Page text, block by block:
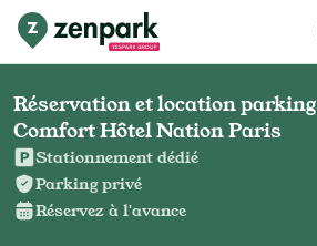
Réservation et location parking
Comfort Hôtel Nation Paris
Stationnement dédié
Parking privé
Réservez à l'avance